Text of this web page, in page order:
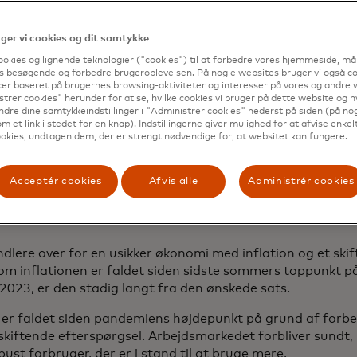
udvikling af en hypotese og brug af data til at forstå,
Ved at teste kan detailhandlere optimere deres
effektivt målrette ændringer på tværs af butikker med
brands sig ikke kun de skiftende årstider, men også
på den skiftende økonomi.
af butik: Det
miljø
over for en usikker økonomi med inflation og et
inflationen er faldet siden sidste sommers toppunkt
tab er den stadig langt fra den ønskede sats.
faldet siden pandemiens højdepunkt på grund af
efterspørgsel. Arbejdsmarkedet forbliver sundt,
forbruger, der er i stand til at bruge mere.
vi cookies og dit samtykke
og lignende teknologier ("cookies") til at forbedre vores hjemmeside,
besøgende og forbedre brugeroplevelsen. På nogle websites bruger vi også
baseret på brugernes browsing-aktiviteter og interesser på vores og andre
cookies" herunder for at se, hvilke cookies vi bruger på dette website og
dine samtykkeindstillinger i "Administrer cookies" nederst på siden (på
et link i stedet for en knap). Indstillingerne giver mulighed for at afvise
undtagen dem, der er strengt nødvendige for, at websitet kan fungere.
Acceptér cookies Afvis alle Administrér cookies